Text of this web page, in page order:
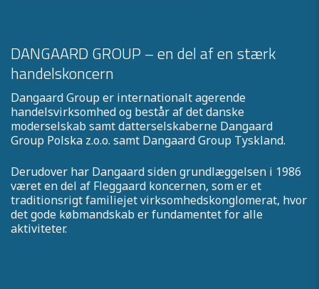
DANGAARD GROUP – en del af en stærk
handelskoncern
Dangaard Group er internationalt agerende
handelsvirksomhed og består af det danske
moderselskab samt datterselskaberne Dangaard
Group Polska z.o.o. samt Dangaard Group Tyskland.
Derudover har Dangaard siden grundlæggelsen i 1986
været en del af Fleggaard koncernen, som er et
traditionsrigt familiejet virksomhedskonglomerat, hvor
det gode købmandskab er fundamentet for alle
aktiviteter.